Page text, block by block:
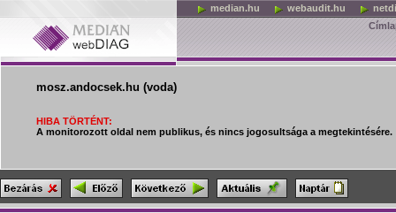
median.hu webaudit.hu
mosz.andocsek.hu (voda)
HIBA TÖRTÉNT:
A monitorozott oldal nem publikus, és nincs jogosultsága a megtekintésére.